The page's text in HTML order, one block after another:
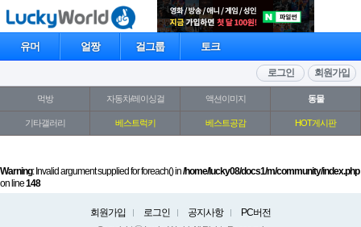
유머 얼짱 걸그룹 토크
회원가입
로그인
먹방 자동차/레이싱걸 액션이미지 동물
기타갤러리 베스트럭키 베스트공감 HOT게시판
Warning: Invalid argument supplied for foreach() in/home/lucky08/docs1/m/community/index.php
on line148
회원가입 로그인 공지사항
PC버전